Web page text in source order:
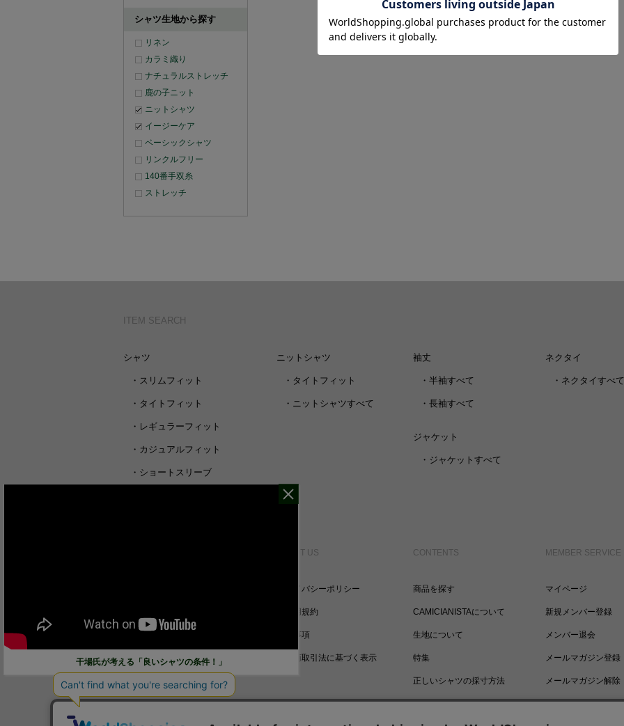
シャツ生地から探す
リネン
カラミ織り
ナチュラルストレッチ
鹿の子ニット
ニットシャツ
イージーケア
ベーシックシャツ
リンクルフリー
140番手双糸
ストレッチ
ITEM SEARCH
シャツ
・ スリムフィット
・ タイトフィット
・ レギュラーフィット
・ カジュアルフィット
・ ショートスリーブ
ニットシャツ
・ タイトフィット
・ ニットシャツすべて
袖丈
・ 半袖すべて
・ 長袖すべて
ジャケット
・ ジャケットすべて
ネクタイ
・ ネクタイすべて
ご利用ガイド
お問い合わせ
ABOUT US
プライバシーポリシー
ご利用規約
免責事項
特定商取引法に基づく表示
CONTENTS
商品を探す
CAMICIANISTAについて
生地について
特集
正しいシャツの採寸方法
MEMBER SERVICE
マイページ
新規メンバー登録
メンバー退会
メールマガジン登録
メールマガジン解除
ポイントについて
干場氏が考える「良いシャツの条件！」